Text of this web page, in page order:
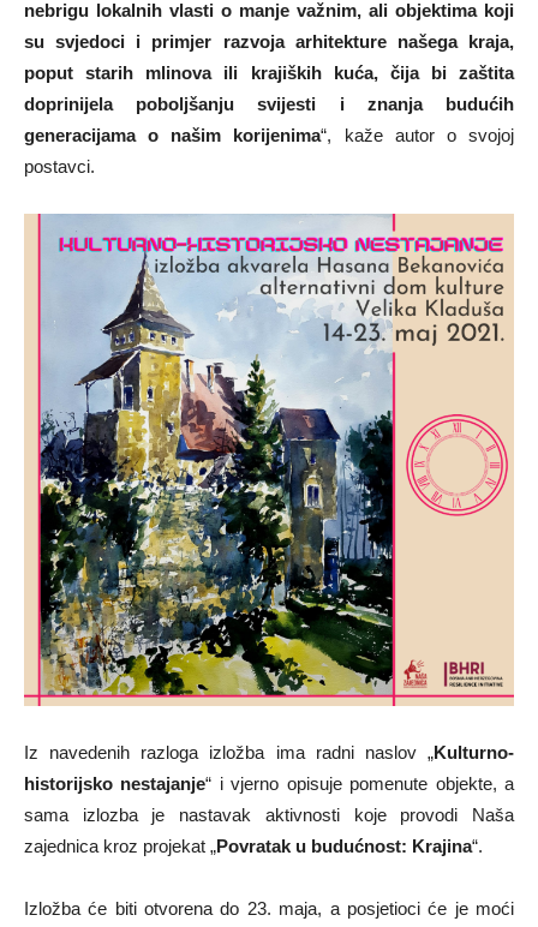
nebrigu lokalnih vlasti o manje važnim, ali objektima koji
su svjedoci i primjer razvoja arhitekture našega kraja,
poput starih mlinova ili krajiških kuća, čija bi zaštita
doprinijela poboljšanju svijesti i znanja budućih
generacijama o našim korijenima“, kaže autor o svojoj
postavci.
Iz navedenih razloga izložba ima radni naslov „Kulturno-
historijsko nestajanje“ i vjerno opisuje pomenute objekte, a
sama izlozba je nastavak aktivnosti koje provodi Naša
zajednica kroz projekat „Povratak u budućnost: Krajina“.
Izložba će biti otvorena do 23. maja, a posjetioci će je moći